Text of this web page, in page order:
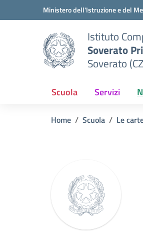
Vai ai contenuti
Vai al menu di navigazioneMinistero dell'Istruzione e del
Istituto
Soverato
Soverato
Scuola Servizi
Home Scuola Le